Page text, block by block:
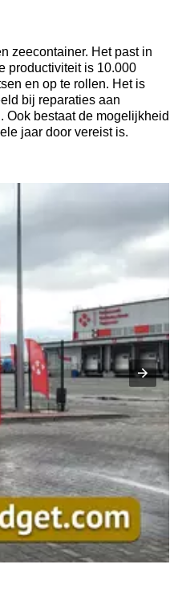
zeecontainer. Het past in
productiviteit is 10.000
en op te rollen. Het is
bij reparaties aan
Ook bestaat de mogelijkheid
jaar door vereist is.